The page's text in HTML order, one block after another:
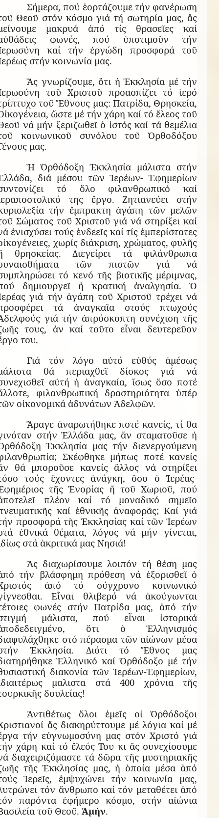
Σήμερα, πού ἑορτάζουμε τήν φανέρωση
Θεοῦ στόν κόσμο γιά τή σωτηρία μας, ἄς
μακρυά ἀπό τίς θρασεῖες καί
φωνές, πού ὑποτιμοῦν τήν
καί τήν ἐργώδη προσφορά τοῦ
στήν κοινωνία μας.
Ἄς γνωρίζουμε, ὅτι ἡ Ἐκκλησία μέ τήν
τοῦ Χριστοῦ προασπίζει τό ἱερό
τοῦ Ἔθνους μας: Πατρίδα, Θρησκεία,
ὥστε μέ τήν χάρη καί τό ἔλεος τοῦ
νά μήν ξεριζωθεῖ ὁ ἱστός καί τά θεμέλια
κοινωνικοῦ συνόλου τοῦ Ὀρθοδόξου
μας.
Ἡ Ὀρθόδοξη Ἐκκλησία μάλιστα στήν
διά μέσου τῶν Ἱερέων- Ἐφημερίων
τό ὅλο φιλανθρωπικό καί
της ἔργο. Ζητιανεύει στήν
τήν ἔμπρακτη ἀγάπη τῶν μελῶν
Σώματος τοῦ Χριστοῦ γιά νά στηρίξει καί
ἐνισχύσει τούς ἐνδεεῖς καί τίς ἐμπερίστατες
χωρίς διάκριση, χρώματος, φυλῆς
θρησκείας. Διεγείρει τά φιλάνθρωπα
τῶν πιστῶν γιά νά
τό κενό τῆς βιοτικῆς μέριμνας,
δημιουργεῖ ἡ κρατική ἀναλγησία. Ὁ
γιά τήν ἀγάπη τοῦ Χριστοῦ τρέχει νά
τά ἀναγκαῖα στούς πτωχούς
γιά τήν ἀπρόσκοπτη συνέχιση τῆς
τους, ἀν καί τοῦτο εἶναι δευτερεῦον
του.
Γιά τόν λόγο αὐτό εὐθύς ἀμέσως
θά περιαχθεῖ δίσκος γιά νά
αὐτή ἡ ἀναγκαία, ἴσως ὅσο ποτέ
φιλανθρωπική δραστηριότητα ὑπέρ
οἰκονομικά ἀδυνάτων Ἀδελφῶν.
Ἄραγε ἀναρωτήθηκε ποτέ κανείς, τί θα
στήν Ἑλλάδα μας, ἄν σταματοῦσε ἡ
Ἐκκλησία μας τήν διενεργούμενη
Σκέφθηκε μήπως ποτέ κανείς
θά μποροῦσε κανείς ἄλλος νά στηρίξει
τούς ἔχοντες ἀνάγκη, ὅσο ὁ Ἱερέας-
τῆς Ἐνορίας ἤ τοῦ Χωριοῦ, πού
πλέον καί τό μοναδικό σημεῖο
καί ἐθνικῆς ἀναφορᾶς; Καί γιά
προσφορά τῆς Ἐκκλησίας καί τῶν Ἱερέων
ἐθνικά θέματα, λόγος νά μήν γίνεται,
στά ἀκριτικά μας Νησιά!
Ἄς διαχωρίσουμε λοιπόν τή θέση μας
τήν βλάσφημη πρόθεση νά ἐξορισθεῖ ὁ
ἀπό τό σύγχρονο κοινωνικό
Εἶναι θλιβερό νά ἀκούγωνται
φωνές στήν Πατρίδα μας, ἀπό τήν
μάλιστα, πού εἶναι ἱστορικά
ὅτι ὁ Ἑλληνισμός
στό πέρασμα τῶν αἰώνων μέσα
Ἐκκλησία. Διότι τό Ἔθνος μας
Ἑλληνικό καί Ὀρθόδοξο μέ τήν
διακονία τῶν Ἱερέων-Ἐφημερίων,
μαλιστα στά 400 χρόνια τῆς
δουλείας!
Ἀντιθέτως ὅλοι ἐμεῖς οἱ Ὀρθόδοξοι
ἄς διακηρύττουμε μέ λόγια καί μέ
τήν εὐγνωμοσύνη μας στόν Χριστό γιά
χάρη καί τό ἔλεός Του κι ἄς συνεχίσουμε
διαχειριζόμαστε τά δῶρα τῆς μυστηριακῆς
τῆς Ἐκκλησίας μας, ἡ ὁποία μέσα ἀπό
Ἱερεῖς, ἐμψυχώνει τήν κοινωνία μας,
τόν ἄνθρωπο καί τόν μεταθέτει ἀπό
παρόντα ἐφήμερο κόσμο, στήν αἰώνια
τοῦ Θεοῦ. Ἀμήν.